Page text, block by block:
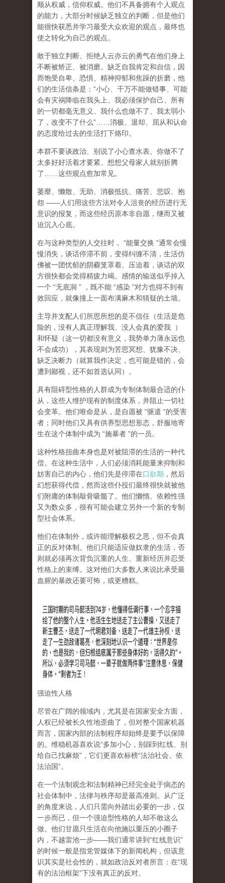
顺从权威，信仰权威。他们不具备拥有个人观点
的能力，大部分时候缺乏独立的判断，但是他们
能很快获悉并学习最受大众欢迎的观点，最终也
使之转化为自己的观点。
敢于独立判断、拒绝人云亦云的勇气在他们身上
不断被矫正、被消磨。缺乏自我肯定和自信，因
而饱受自卑、恐惧、精神抑郁和焦躁的折磨，他
们的生活信条是： “小心、千万不能做错事、可能
会有灾祸降临在我头上、我必须保护自己、所有
的一切都毫无意义、我什么也做不了、我太弱小
了，改变不了什么”…… 消极、退却、屈从和认命
的态度给过去的生活打下烙印。
本群不要谈政治、别说了小心查水表、你做不了
太多好好活着才要紧、想想父母家人就别折腾
了
这些观点愈加常见。
萎靡、懒散、无助、消极抵抗、痛苦、悲叹、抱
怨 ——人们用这些方法对令人沮丧的经历进行无
意识的报复，而这些经历原本非自愿，继而又被
迫沉入心底。
在与这种类型的人交往时， “能量交换 ”通常会慢
慢消失，谈话停滞不前，变得纠缠不清，生活仿
佛被一团忧郁的阴霾笼罩着、压迫着，谈话的双
方很快都会觉得精疲力竭。感情的输送似乎掉入
一个 “无底洞 ” ，既不能 “感染 ”对方也得不到有
效回应，就像撞上一面布满麻木和猜疑的土墙。
主导并支配人们所思所想的是不信任 （生活是危
险的，没有人真正理解我、没人会真的爱我
）
和怀疑 （这一切都没有意义，我势单力薄永远也
不会成功），其表现则为苦思冥想、犹豫不决、
缺乏决断力
（就算我作决定，也可能是错的，会
遭到鄙视，还不如首选认同 ）。
具有阻碍型性格的人群成为专制体制最合适的仆
从，这些人维护现有的制度体系，并阻止一切社
会变革。他们唯命是从，是自愿被 “驱遣 ”的受害
者；同时他们又具有供养型思想形态，舒服地寄
生在这个体制中成为 “施暴者 ”的一员。
这种性格扭曲本身也是对被阻滞的生活的一种代
偿。在这种生活中，人们必须消耗能量来抑制和
妨害自己的内心，他们先是停滞在口欲期 ，然后
幻想获得代偿，然而这些仆役们最终很快就被他
们附庸的体制敲骨吸髓了。他们懒惰、依赖性强
又为数众多，很有可能会建立另外一个新的专制
型社会体系。
他们在体制外，或许能理解极权之恶，但不会真
正的反对体制。他们只能适应做奴隶的生活，否
则就必须再次背负沉重的人生、重新经历并忍受
性格上的束缚。这对他们大多数人来说比承受最
血腥的暴政还要可怖，或更糟糕。
强迫性人格
尽管在广阔的领域内，尤其是在国家安全方面，
人权已经被长久性地歪曲了，但对整个国家机器
而言，国家内部的法制程序却始终是要予以保障
的。维稳机器喜欢说“多加小心，别踩到红线、别
给自己找麻烦” ，它们更喜欢标榜“法治社会、依
法治国”。
在一个法制观念和法制精神已经完全处于病态的
社会体制中，法律与秩序却是最高准则。
从广泛
的角度来说，人们只需向外踏出必要的一步，仅
一步而已，但一个强迫型性格的人却不敢这么
做。他们甘愿只生活在向他施以重压的小圈子
内，不越雷池一步——我们通常讲到 “红线意识”
的时候一般是指党管媒体下的新闻机构，但该意
识其实是社会性的，就如政治反对者所言： 在“现
有的法治框架”下没有真正的反对。